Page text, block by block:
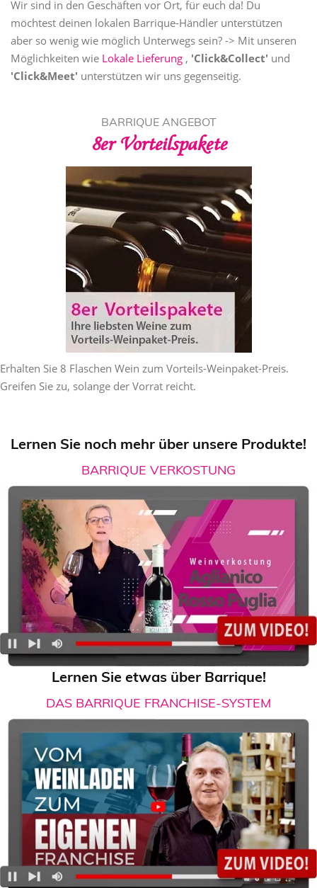
Wir sind in den Geschäften vor Ort, für euch da! Du
möchtest deinen lokalen Barrique-Händler unterstützen
aber so wenig wie möglich Unterwegs sein? -> Mit unseren
Möglichkeiten wie Lokale Lieferung , 'Click&Collect' und
'Click&Meet' unterstützen wir uns gegenseitig.
BARRIQUE ANGEBOT
8er Vorteilspakete
Erhalten Sie 8 Flaschen Wein zum Vorteils-Weinpaket-Preis.
Greifen Sie zu, solange der Vorrat reicht.
Lernen Sie noch mehr über unsere Produkte!
BARRIQUE VERKOSTUNG
Lernen Sie etwas über Barrique!
DAS BARRIQUE FRANCHISE-SYSTEM